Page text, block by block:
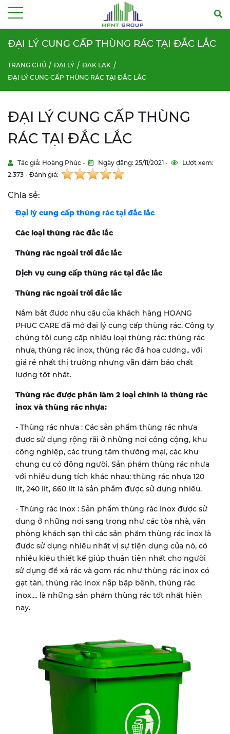
ĐẠI LÝ CUNG CẤP THÙNG RÁC TẠI ĐẮC LẮC
TRANG CHỦ ĐẠI LÝ
ĐAK LAK
ĐẠI LÝ CUNG CẤP THÙNG RÁC TẠI ĐẮC LẮC
ĐẠI LÝ CUNG CẤP THÙNG
RÁC TẠI ĐẮC LẮC
Tác giả: Hoàng Phúc - Ngày đăng: 25/11/2021 -
Lượt xem:
2.373 - Đánh giá:
Chia sẻ:
Đại lý cung cấp thùng rác tại đắc lắc
Các loại thùng rác đắc lắc
Thùng rác ngoài trời đắc lắc
Dịch vụ cung cấp thùng rác tại đắc lắc
Thùng rác ngoài trời đắc lắc
Nắm bắt được nhu cầu của khách hàng HOANG
PHUC CARE đã mở đại lý cung cấp thùng rác. Công ty
chúng tôi cung cấp nhiều loại thùng rác: thùng rác
nhựa, thùng rác inox, thùng rác đá hoa cương,. với
giá rẻ nhất thị trường nhưng vẫn đảm bảo chất
lượng tốt nhất.
Thùng rác được phân làm 2 loại chính là thùng rác
inox và thùng rác nhựa:
- Thùng rác nhựa : Các sản phẩm thùng rác nhựa
được sử dụng rộng rãi ở những nơi công cộng, khu
công nghiệp, các trung tâm thường mại, các khu
chung cư có đông người. Sản phẩm thùng rác nhựa
với nhiều dung tích khác nhau: thùng rác nhựa 120
lít, 240 lít, 660 lít là sản phẩm được sử dụng nhiều.
- Thùng rác inox : Sản phẩm thùng rác inox được sử
dụng ở những nơi sang trọng như các tòa nhà, văn
phòng khách sạn thì các sản phẩm thùng rác inox là
được sử dụng nhiều nhất vị sự tiện dụng của nó, có
nhiều kiểu thiết kế giúp thuận tiện nhất cho người
sử dụng để xả rác và gom rác như thùng rác inox có
gạt tàn, thùng rác inox nắp bập bênh, thùng rác
inox.... là những sản phẩm thùng rác tốt nhất hiện
nay.